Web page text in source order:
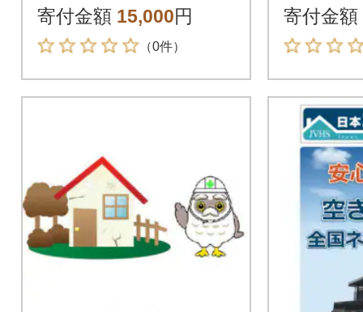
寄付金額 15,000円
（0件）
寄付金額